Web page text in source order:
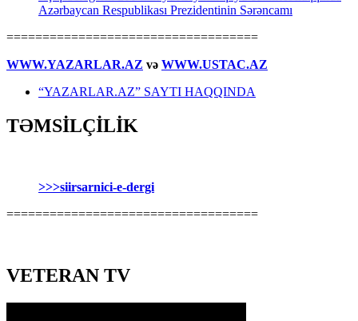
Azərbaycan Respublikası Prezidentinin Sərəncamı
===================================
WWW.YAZARLAR.AZ və WWW.USTAC.AZ
“YAZARLAR.AZ” SAYTI HAQQINDA
TƏMSİLÇİLİK
>>>siirsarnici-e-dergi
===================================
VETERAN TV